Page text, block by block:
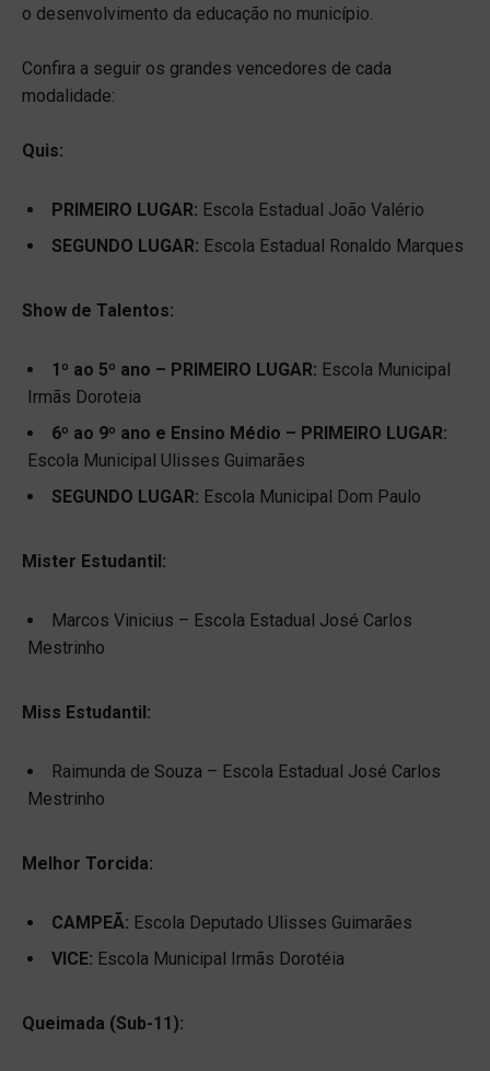
o desenvolvimento da educação no município.
Confira a seguir os grandes vencedores de cada
modalidade:
Quis:
PRIMEIRO LUGAR: Escola Estadual João Valério
SEGUNDO LUGAR: Escola Estadual Ronaldo Marques
Show de Talentos:
1º ao 5º ano – PRIMEIRO LUGAR: Escola Municipal
Irmãs Doroteia
6º ao 9º ano e Ensino Médio – PRIMEIRO LUGAR:
Escola Municipal Ulisses Guimarães
SEGUNDO LUGAR: Escola Municipal Dom Paulo
Mister Estudantil:
Marcos Vinicius – Escola Estadual José Carlos
Mestrinho
Miss Estudantil:
Raimunda de Souza – Escola Estadual José Carlos
Mestrinho
Melhor Torcida:
CAMPEÃ: Escola Deputado Ulisses Guimarães
VICE: Escola Municipal Irmãs Dorotéia
Queimada (Sub-11):